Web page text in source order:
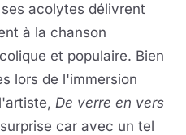
acolytes délivrent
à la chanson
et populaire. Bien
lors de l'immersion
De verre en vers
car avec un tel